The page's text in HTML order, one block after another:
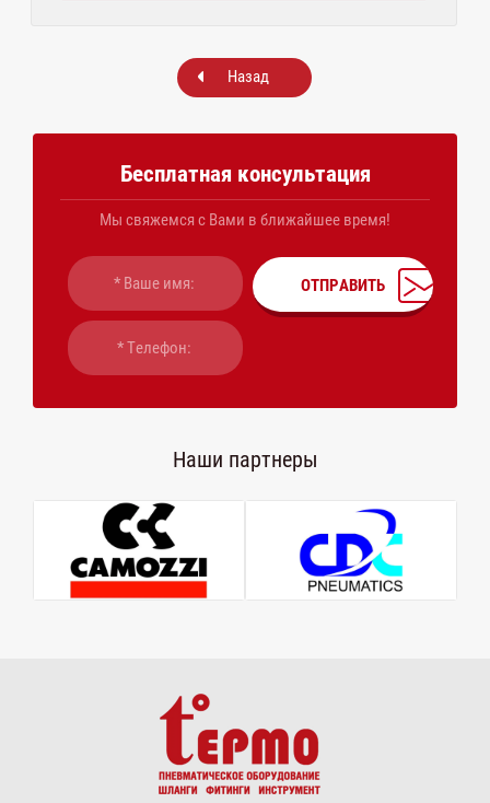
Назад
Бесплатная консультация
Мы свяжемся с Вами в ближайшее время!
ОТПРАВИТЬ
Наши партнеры